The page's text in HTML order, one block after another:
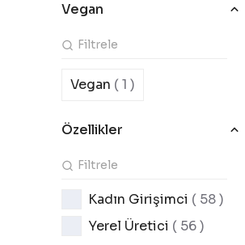
Vegan
Vegan ( 1 )
Özellikler
Kadın Girişimci ( 58 )
Yerel Üretici ( 56 )